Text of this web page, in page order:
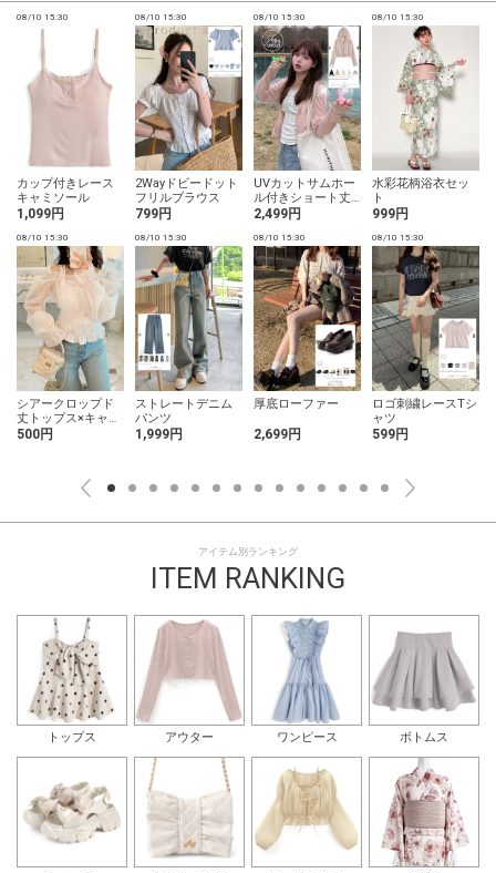
08/10 15:30
カップ付きレース
キャミソール
1,099円
08/10 15:30
2Wayドビードット
フリルブラウス
799円
08/10 15:30
UVカットサムホー
ル付きショート丈
パーカー
2,499円
08/10 15:30
水彩花柄浴衣セッ
ト
999円
08/10 15:30
シアークロップド
丈トップス×キャミ
ソールアンサンブ
500円
08/10 15:30
ストレートデニム
パンツ
1,999円
08/10 15:30
厚底ローファー
2,699円
08/10 15:30
ロゴ刺繍レースTシ
ャツ
599円
アイテム別ランキング
ITEM RANKING
トップス アウター ワンピース ボトムス